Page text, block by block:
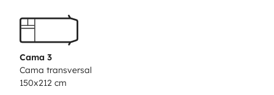
Cama 3
Cama transversal
150x212 cm